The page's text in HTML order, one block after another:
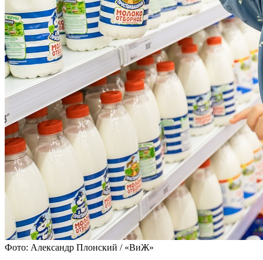
Фото: Александр Плонский / «ВиЖ»